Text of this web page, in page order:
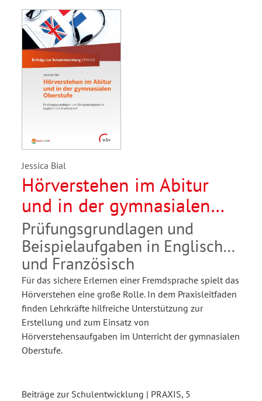
Jessica Bial
Hörverstehen im Abitur
und in der gymnasialen
Oberstufe
Prüfungsgrundlagen und
Beispielaufgaben in Englisch
und Französisch
Für das sichere Erlernen einer Fremdsprache spielt das
Hörverstehen eine große Rolle. In dem Praxisleitfaden
finden Lehrkräfte hilfreiche Unterstützung zur
Erstellung und zum Einsatz von
Hörverstehensaufgaben im Unterricht der gymnasialen
Oberstufe.
Beiträge zur Schulentwicklung | PRAXIS, 5